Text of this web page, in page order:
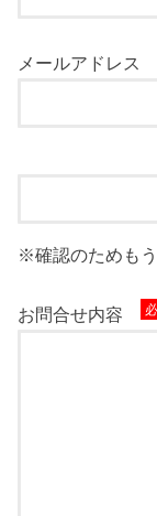
メールアドレス
※確認のためも
お問合せ内容